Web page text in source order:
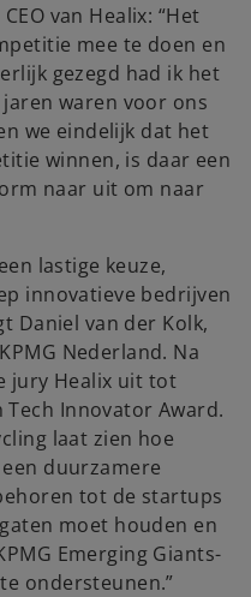
van Healix: “Het
mee te doen en
gezegd had ik het
waren voor ons
we eindelijk dat het
winnen, is daar een
naar uit om naar
lastige keuze,
innovatieve bedrijven
Daniel van der Kolk,
Nederland. Na
jury Healix uit tot
Tech Innovator Award.
laat zien hoe
duurzamere
tot de startups
moet houden en
Emerging Giants-
ondersteunen.”